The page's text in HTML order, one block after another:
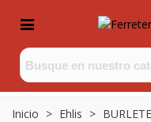
Inicio > Ehlis >